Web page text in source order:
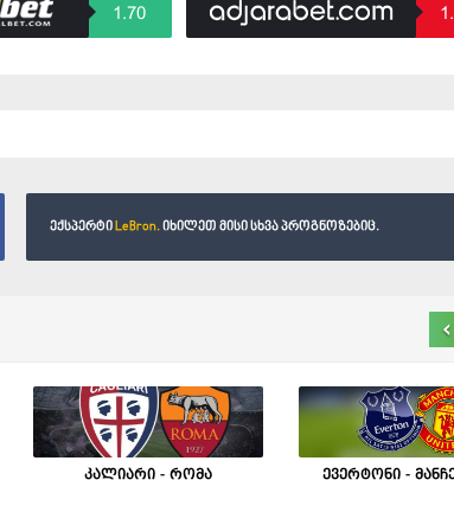
1.70
ექსპერტი LeBron.იხილეთ მისი სხვა პროგნოზებიც.
კალიარი - რომა ევერტონი -
‹